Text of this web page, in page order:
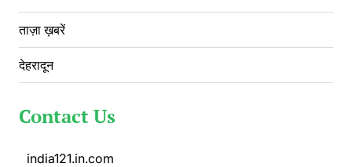
ताज़ा ख़बरें
देहरादून
Contact Us
india121.in.com